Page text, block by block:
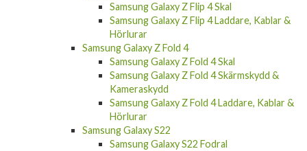
Samsung Galaxy Z Flip 4 Skal
Samsung Galaxy Z Flip 4 Laddare, Kablar &
Hörlurar
Samsung Galaxy Z Fold 4
Samsung Galaxy Z Fold 4 Skal
Samsung Galaxy Z Fold 4 Skärmskydd &
Kameraskydd
Samsung Galaxy Z Fold 4 Laddare, Kablar &
Hörlurar
Samsung Galaxy S22
Samsung Galaxy S22 Fodral